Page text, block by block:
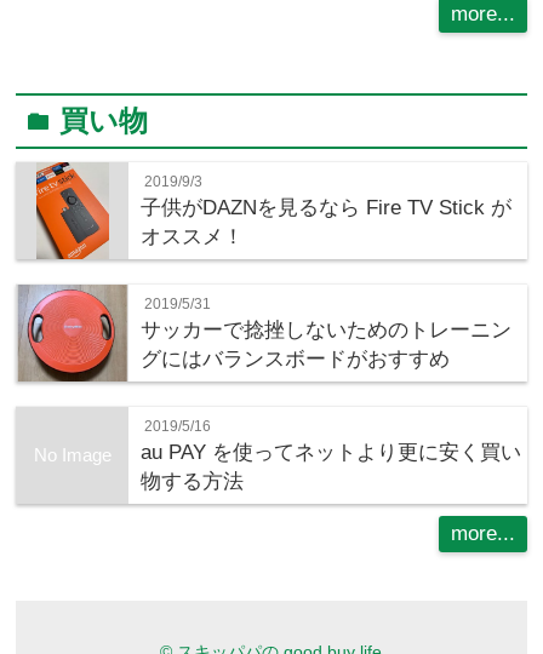
more...
folder 買い物
2019/9/3
子供がDAZNを見るなら Fire TV Stick が
オススメ！
2019/5/31
サッカーで捻挫しないためのトレーニン
グにはバランスボードがおすすめ
No Image
2019/5/16
au PAY を使ってネットより更に安く買い
物する方法
more...